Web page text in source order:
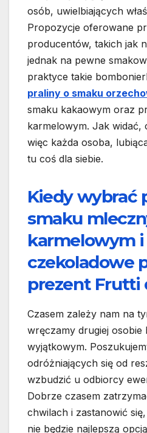
osób, uwielbiających
Propozycje oferowane
producentów, takich jak
jednak na pewne
praktyce takie
praliny o smaku
smaku kakaowym oraz
karmelowym. Jak widać,
więc każda osoba,
tu coś dla siebie.
Kiedy wybrać
smaku
karmelowym
czekoladowe
prezent Frutti
Czasem zależy nam na
wręczamy drugiej osobie
wyjątkowym.
odróżniających się od
wzbudzić u odbiorcy
Dobrze czasem
chwilach i zastanowić
nie będzie najlepszą